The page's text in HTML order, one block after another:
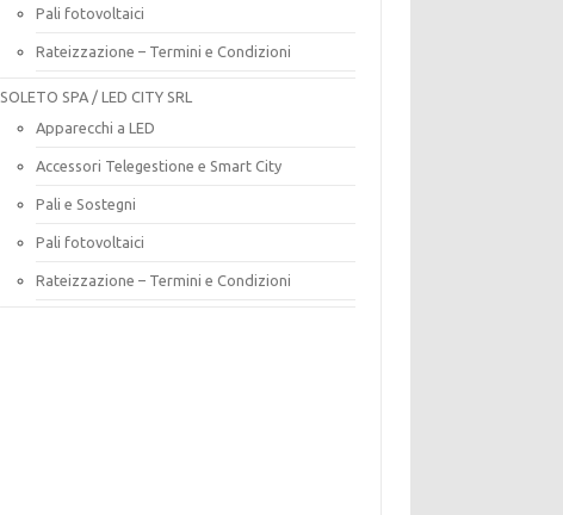
Pali fotovoltaici
Rateizzazione – Termini e Condizioni
SOLETO SPA / LED CITY SRL
Apparecchi a LED
Accessori Telegestione e Smart City
Pali e Sostegni
Pali fotovoltaici
Rateizzazione – Termini e Condizioni